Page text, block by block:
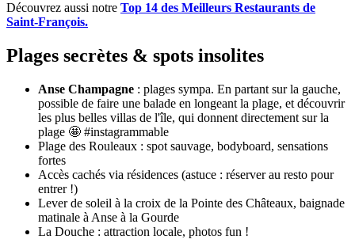
Découvrez aussi notre Top 14 des Meilleurs Restaurants de
Saint-François.
Plages secrètes & spots insolites
Anse Champagne : plages sympa. En partant sur la gauche,
possible de faire une balade en longeant la plage, et découvrir
les plus belles villas de l'île, qui donnent directement sur la
plage 🤩 #instagrammable
Plage des Rouleaux : spot sauvage, bodyboard, sensations
fortes
Accès cachés via résidences (astuce : réserver au resto pour
entrer !)
Lever de soleil à la croix de la Pointe des Châteaux, baignade
matinale à Anse à la Gourde
La Douche : attraction locale, photos fun !